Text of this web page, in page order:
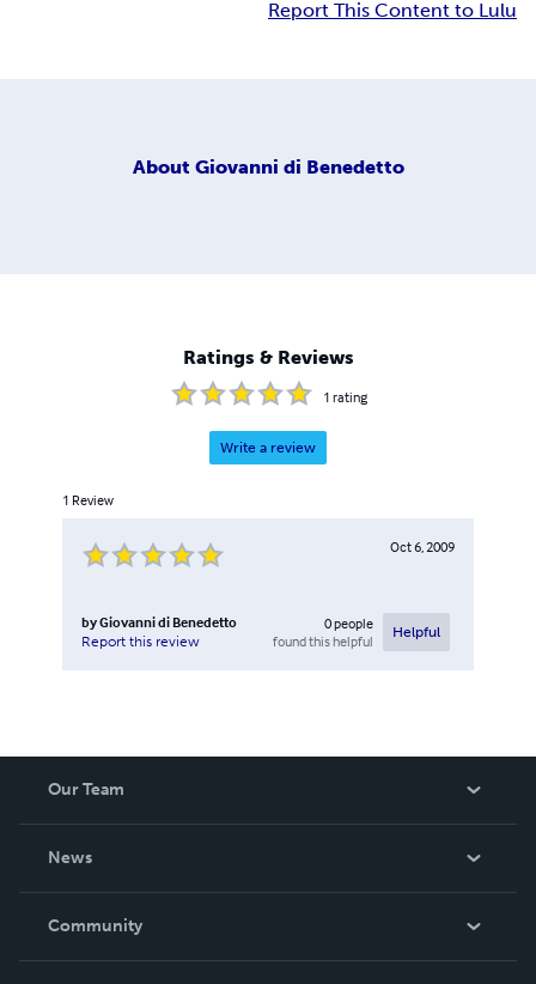
Report This Content to Lulu
About Giovanni di Benedetto
Ratings & Reviews
1 rating
Write a review
1 Review
Oct 6, 2009
byGiovanni di Benedetto
Report this review
0people
found this helpful
Helpful
Our Team
News
In The News
Community